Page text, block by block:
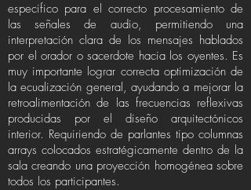
especifico para el correcto procesamiento de
las señales de audio, permitiendo una
interpretación clara de los mensajes hablados
por el orador o sacerdote hacia los oyentes. Es
muy importante lograr correcta optimización de
la ecualización general, ayudando a mejorar la
retroalimentación de las frecuencias reflexivas
producidas por el diseño arquitectónicos
interior. Requiriendo de parlantes tipo columnas
arrays colocados estratégicamente dentro de la
sala creando una proyección homogénea sobre
todos los participantes.